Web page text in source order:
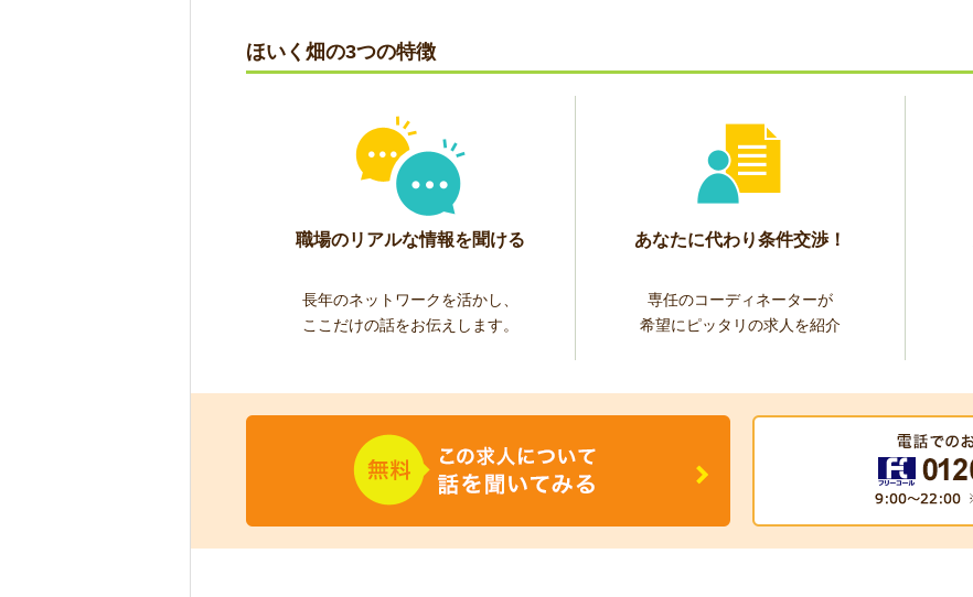
ほいく畑の3つの特徴
職場のリアルな情報を聞ける
長年のネットワークを活かし、
ここだけの話をお伝えします。
あなたに代わり条件交渉！
専任のコーディネーターが
希望にピッタリの求人を紹介